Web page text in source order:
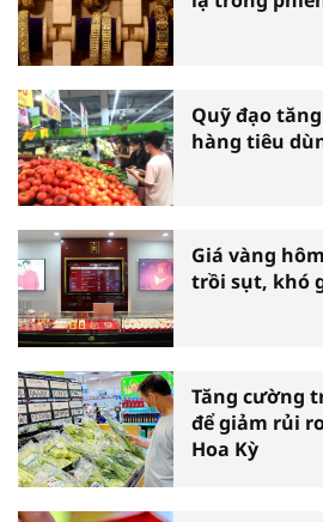
Quỹ đạo
hàng tiêu
Giá vàng
trồi sụt, khó
Tăng cường
để giảm rủi
Hoa Kỳ